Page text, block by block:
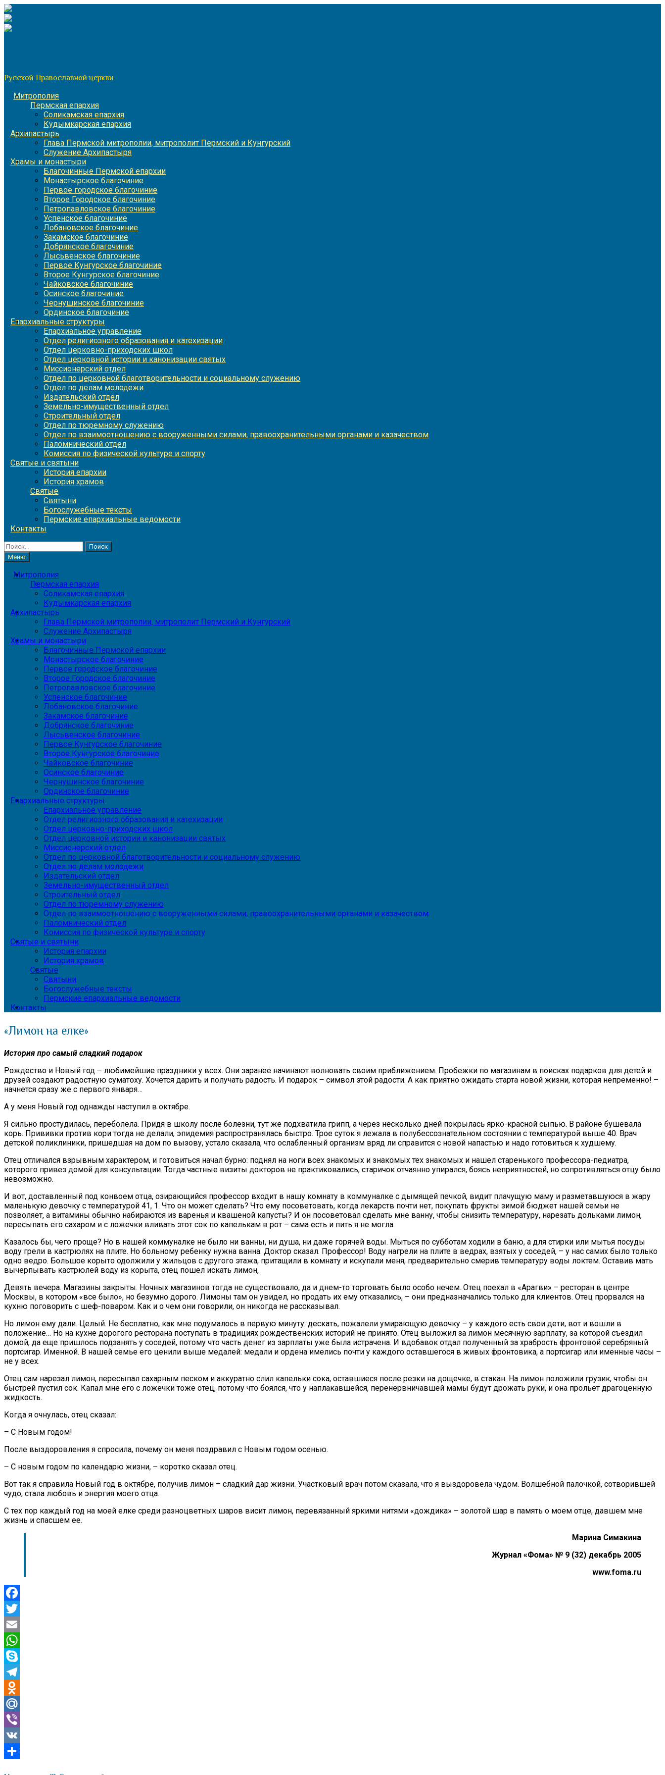
Перейти
к
содержимому
Русской Православной церкви
Митрополия
Пермская епархия
Соликамская епархия
Кудымкарская епархия
Архипастырь
Глава Пермской митрополии, митрополит Пермский и Кунгурский
Служение Архипастыря
Храмы и монастыри
Благочинные Пермской епархии
Монастырское благочиние
Первое городское благочиние
Второе Городское благочиние
Петропавловское благочиние
Успенское благочиние
Лобановское благочиние
Закамское благочиние
Добрянское благочиние
Лысьвенское благочиние
Первое Кунгурское благочиние
Второе Кунгурское благочиние
Чайковское благочиние
Осинское благочиние
Чернушинское благочиние
Ординское благочиние
Епархиальные структуры
Епархиальное управление
Отдел религиозного образования и катехизации
Отдел церковно-приходских школ
Отдел церковной истории и канонизации святых
Миссионерский отдел
Отдел по церковной благотворительности и социальному служению
Отдел по делам молодежи
Издательский отдел
Земельно-имущественный отдел
Строительный отдел
Отдел по тюремному служению
Отдел по взаимоотношению с вооруженными силами, правоохранительными органами и казачеством
Паломнический отдел
Комиссия по физической культуре и спорту
Святые и святыни
История епархии
История храмов
Святые
Святыни
Богослужебные тексты
Пермские епархиальные ведомости
Контакты
Найти:
Меню
Митрополия
Пермская епархия
Соликамская епархия
Кудымкарская епархия
Архипастырь
Глава Пермской митрополии, митрополит Пермский и Кунгурский
Служение Архипастыря
Храмы и монастыри
Благочинные Пермской епархии
Монастырское благочиние
Первое городское благочиние
Второе Городское благочиние
Петропавловское благочиние
Успенское благочиние
Лобановское благочиние
Закамское благочиние
Добрянское благочиние
Лысьвенское благочиние
Первое Кунгурское благочиние
Второе Кунгурское благочиние
Чайковское благочиние
Осинское благочиние
Чернушинское благочиние
Ординское благочиние
Епархиальные структуры
Епархиальное управление
Отдел религиозного образования и катехизации
Отдел церковно-приходских школ
Отдел церковной истории и канонизации святых
Миссионерский отдел
Отдел по церковной благотворительности и социальному служению
Отдел по делам молодежи
Издательский отдел
Земельно-имущественный отдел
Строительный отдел
Отдел по тюремному служению
Отдел по взаимоотношению с вооруженными силами, правоохранительными органами и казачеством
Паломнический отдел
Комиссия по физической культуре и спорту
Святые и святыни
История епархии
История храмов
Святые
Святыни
Богослужебные тексты
Пермские епархиальные ведомости
Контакты
«Лимон на елке»
История про самый сладкий подарок
Рождество и Новый год – любимейшие праздники у всех. Они заранее начинают волновать своим приближением. Пробежки по магазинам в поисках подарков для детей и
друзей создают радостную суматоху. Хочется дарить и получать радость. И подарок – символ этой радости. А как приятно ожидать старта новой жизни, которая непременно! –
начнется сразу же с первого января…
А у меня Новый год однажды наступил в октябре.
Я сильно простудилась, переболела. Придя в школу после болезни, тут же подхватила грипп, а через несколько дней покрылась ярко-красной сыпью. В районе бушевала
корь. Прививки против кори тогда не делали, эпидемия распространялась быстро. Трое суток я лежала в полубессознательном состоянии с температурой выше 40. Врач
детской поликлиники, пришедшая на дом по вызову, устало сказала, что ослабленный организм вряд ли справится с новой напастью и надо готовиться к худшему.
Отец отличался взрывным характером, и готовиться начал бурно: поднял на ноги всех знакомых и знакомых тех знакомых и нашел старенького профессора-педиатра,
которого привез домой для консультации. Тогда частные визиты докторов не практиковались, старичок отчаянно упирался, боясь неприятностей, но сопротивляться отцу было
невозможно.
И вот, доставленный под конвоем отца, озирающийся профессор входит в нашу комнату в коммуналке с дымящей печкой, видит плачущую маму и разметавшуюся в жару
маленькую девочку с температурой 41, 1. Что он может сделать? Что ему посоветовать, когда лекарств почти нет, покупать фрукты зимой бюджет нашей семьи не
позволяет, а витамины обычно набираются из варенья и квашеной капусты? И он посоветовал сделать мне ванну, чтобы снизить температуру, нарезать дольками лимон,
пересыпать его сахаром и с ложечки вливать этот сок по капелькам в рот – сама есть и пить я не могла.
Казалось бы, чего проще? Но в нашей коммуналке не было ни ванны, ни душа, ни даже горячей воды. Мыться по субботам ходили в баню, а для стирки или мытья посуды
воду грели в кастрюлях на плите. Но больному ребенку нужна ванна. Доктор сказал. Профессор! Воду нагрели на плите в ведрах, взятых у соседей, – у нас самих было только
одно ведро. Большое корыто одолжили у жильцов с другого этажа, притащили в комнату и искупали меня, предварительно смерив температуру воды локтем. Оставив мать
вычерпывать кастрюлей воду из корыта, отец пошел искать лимон,
Девять вечера. Магазины закрыты. Ночных магазинов тогда не существовало, да и днем-то торговать было особо нечем. Отец поехал в «Арагви» – ресторан в центре
Москвы, в котором «все было», но безумно дорого. Лимоны там он увидел, но продать их ему отказались, – они предназначались только для клиентов. Отец прорвался на
кухню поговорить с шеф-поваром. Как и о чем они говорили, он никогда не рассказывал.
Но лимон ему дали. Целый. Не бесплатно, как мне подумалось в первую минуту: дескать, пожалели умирающую девочку – у каждого есть свои дети, вот и вошли в
положение… Но на кухне дорогого ресторана поступать в традициях рождественских историй не принято. Отец выложил за лимон месячную зарплату, за которой съездил
домой, да еще пришлось подзанять у соседей, потому что часть денег из зарплаты уже была истрачена. И вдобавок отдал полученный за храбрость фронтовой серебряный
портсигар. Именной. В нашей семье его ценили выше медалей: медали и ордена имелись почти у каждого оставшегося в живых фронтовика, а портсигар или именные часы –
не у всех.
Отец сам нарезал лимон, пересыпал сахарным песком и аккуратно слил капельки сока, оставшиеся после резки на дощечке, в стакан. На лимон положили грузик, чтобы он
быстрей пустил сок. Капал мне его с ложечки тоже отец, потому что боялся, что у наплакавшейся, перенервничавшей мамы будут дрожать руки, и она прольет драгоценную
жидкость.
Когда я очнулась, отец сказал:
– С Новым годом!
После выздоровления я спросила, почему он меня поздравил с Новым годом осенью.
– С новым годом по календарю жизни, – коротко сказал отец.
Вот так я справила Новый год в октябре, получив лимон – сладкий дар жизни. Участковый врач потом сказала, что я выздоровела чудом. Волшебной палочкой, сотворившей
чудо, стала любовь и энергия моего отца.
С тех пор каждый год на моей елке среди разноцветных шаров висит лимон, перевязанный яркими нитями «дождика» – золотой шар в память о моем отце, давшем мне
жизнь и спасшем ее.
Марина Симакина
Журнал «Фома» № 9 (32) декабрь 2005
www.foma.ru
Facebook
Twitter
Email
WhatsApp
Skype
Telegram
Odnoklassniki
Mail.Ru
Viber
VK